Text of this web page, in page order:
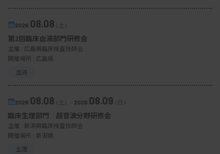
2026. 08.08（土）
第2回臨床血液部門研修会
主催 : 広島県臨床検査技師会
開催場所 : 広島県
血液
2026. 08.08（土） - 2026. 08.09（日）
臨床生理部門 超音波分野研修会
主催 : 新潟県臨床検査技師会
開催場所 : 新潟県
生理